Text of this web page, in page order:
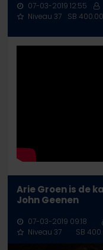
07-03-2019 12:55
Niveau 37
SB
Arie Groen is de
John Geenen
07-03-2019 09:18
Niveau 37
SB